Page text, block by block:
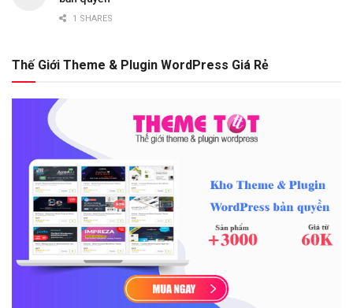
1 SHARES
Thế Giới Theme & Plugin WordPress Giá Rẻ